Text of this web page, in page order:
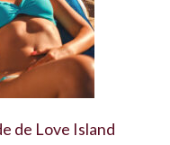
de Love Island